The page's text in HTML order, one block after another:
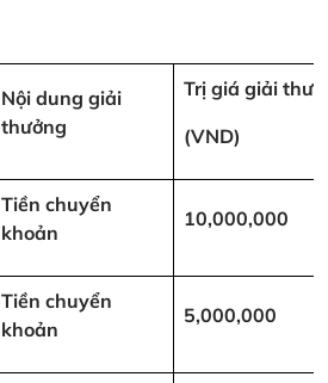
Nội dung giải
thưởng
Trị giá giải
(VND)
Tiền chuyển
khoản
10,000,000
Tiền chuyển
khoản
5,000,000